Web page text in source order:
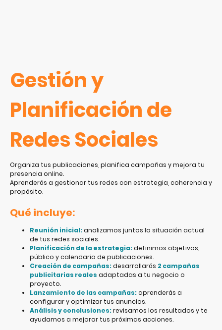
Gestión y
Planificación de
Redes Sociales
Organiza tus publicaciones, planifica campañas y mejora tu
presencia online.
Aprenderás a gestionar tus redes con estrategia, coherencia y
propósito.
Qué incluye:
Reunión inicial:analizamos juntos la situación actual
de tus redes sociales.
Planificación de la estrategia:definimos objetivos,
público y calendario de publicaciones.
Creación de campañas:desarrollarás 2 campañas
publicitarias reales adaptadas a tu negocio o
proyecto.
Lanzamiento de las campañas:aprenderás a
configurar y optimizar tus anuncios.
Análisis y conclusiones:revisamos los resultados y te
ayudamos a mejorar tus próximas acciones.